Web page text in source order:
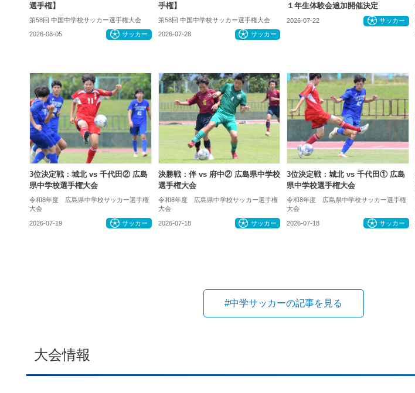
選手権】
第58回 中国中学校サッカー選手権大会
2026-08-05 サッカー
手権】
第58回 中国中学校サッカー選手権大会
2026-07-28 サッカー
１年生体験会追加開催決定
2026-07-22 サッカー
3位決定戦：城北 vs 千代田② 広島
県中学校選手権大会
令和8年度 広島県中学校サッカー選手権
大会
2026-07-19 サッカー
決勝戦：伴 vs 府中② 広島県中学校
選手権大会
令和8年度 広島県中学校サッカー選手権
大会
2026-07-18 サッカー
3位決定戦：城北 vs 千代田① 広島
県中学校選手権大会
令和8年度 広島県中学校サッカー選手権
大会
2026-07-18 サッカー
#中学サッカーの記事を見る
大会情報